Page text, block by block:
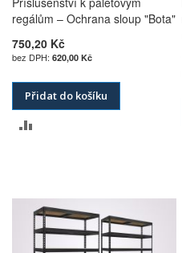
regálům – Ochrana sloup "Bota"
750,20 Kč
620,00 Kč
Přidat do košíku